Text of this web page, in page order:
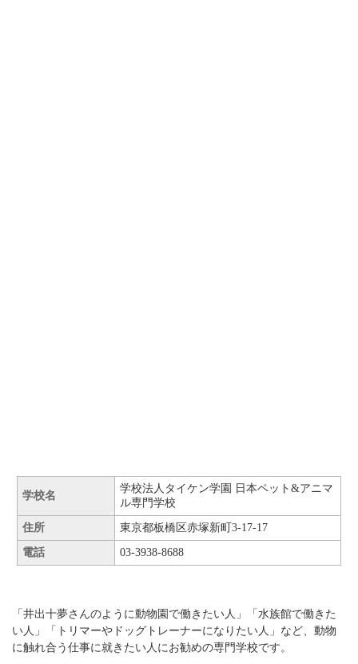
学校名
学校法人タイケン学園 日本ペット&アニマ
ル専門学校
住所 東京都板橋区赤塚新町3-17-17
電話 03-3938-8688
「井出十夢さんのように動物園で働きたい人」「水族館で働きた
い人」「トリマーやドッグトレーナーになりたい人」など、動物
に触れ合う仕事に就きたい人にお勧めの専門学校です。